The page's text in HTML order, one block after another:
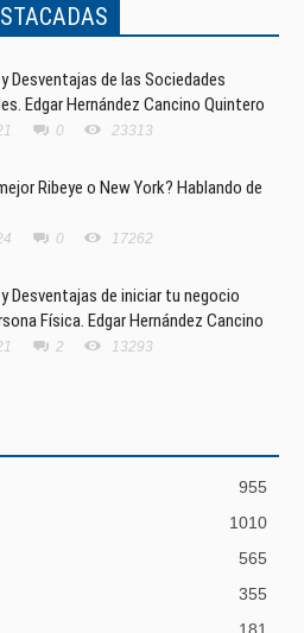
Desventajas de las Sociedades
Edgar Hernández Cancino Quintero
0 23313
Ribeye o New York? Hablando de
0 17262
Desventajas de iniciar tu negocio
Física. Edgar Hernández Cancino
2 13293
955
1010
565
355
181